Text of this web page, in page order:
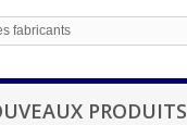
fabricants
PRODUITS